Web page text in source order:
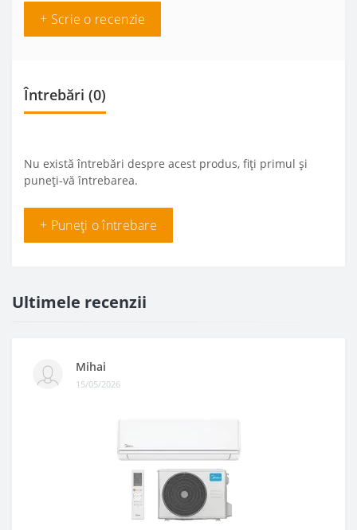
+ Scrie o recenzie
Întrebări (0)
Nu există întrebări despre acest produs, fiți primul și
puneți-vă întrebarea.
+ Puneți o întrebare
Ultimele recenzii
Mihai
15/05/2026